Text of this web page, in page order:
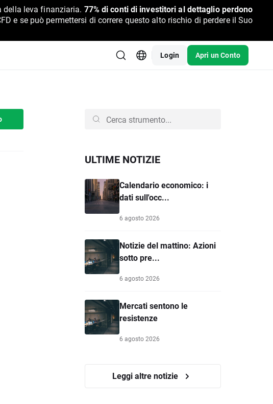
della leva finanziaria. 77% di conti di investitori al dettaglio perdono
e se può permettersi di correre questo alto rischio di perdere il Suo
Login Apri un Conto
ULTIME NOTIZIE
Calendario economico: i
dati sull'occ...
6 agosto 2026
Notizie del mattino: Azioni
sotto pre...
6 agosto 2026
Mercati sentono le
resistenze
6 agosto 2026
Leggi altre notizie